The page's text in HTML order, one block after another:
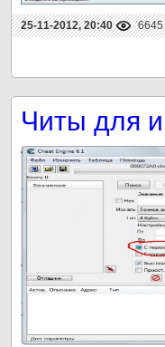
25-11-2012, 20:40 6645
Читы для